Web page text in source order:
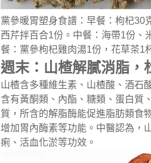
黨參暖胃塑身食譜：早餐：枸杞30
西芹拌百合1份。中餐：海帶1份、
餐：黨參枸杞雞肉湯1份，花草茶1
週末：山楂解膩消脂，
山楂含多種維生素、山楂酸、酒石
含有黃酮類、內酯、糖類、蛋白質
質，所含的解脂酶能促進脂肪類食
增加胃內酶素等功能。中醫認為，
痢、活血化淤等功效。